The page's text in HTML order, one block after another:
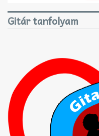
Gitár tanfolyam